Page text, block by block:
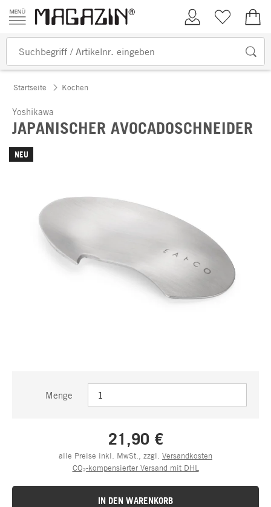
Zum Inhalt springen
Kundenkonto
Merkliste
Startseite Kochen
Yoshikawa
JAPANISCHER AVOCADOSCHNEIDER
NEU
Menge
21,90 €
alle Preise inkl. MwSt., zzgl. Versandkosten
CO₂-kompensierter Versand mit DHL
IN DEN WARENKORB